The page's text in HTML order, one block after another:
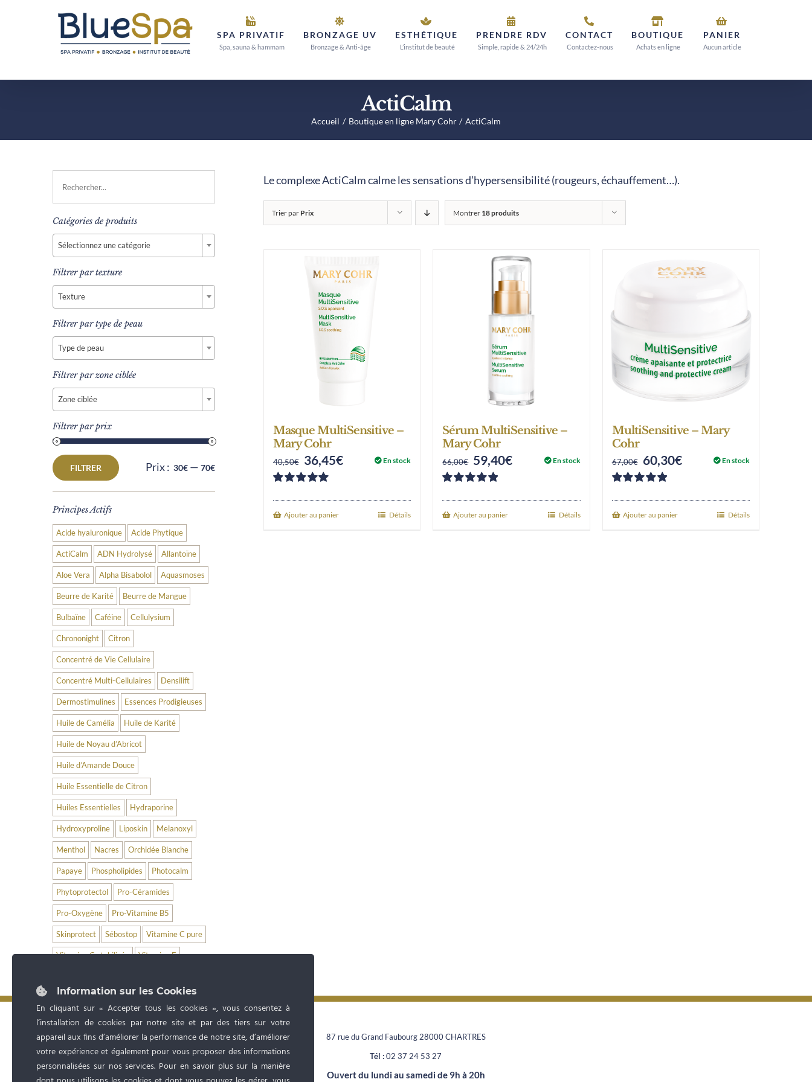
SPA PRIVATIF
Spa, sauna & hammam
BRONZAGE UV
Bronzage & Anti-âge
ESTHÉTIQUE
L’institut de beauté
PRENDRE RDV
Simple, rapide & 24/24h
CONTACT
Contactez-nous
BOUTIQUE
Achats en ligne
PANIER
Aucun article
ActiCalm
Accueil Boutique en ligne Mary Cohr ActiCalm
Le complexe ActiCalm calme les sensations d’hypersensibilité (rougeurs, échauffement…).
Trier par Prix Montrer 18 produits
Masque MultiSensitive –
Mary Cohr
5
40,50€ Original
price
was:
40,50€.
36,45€Current
is:
En stock
Ajouter au panier Détails
Sérum MultiSensitive –
Mary Cohr
5
66,00€ Original
price
was:
66,00€.
59,40€Current
is:
En stock
Ajouter au panier Détails
MultiSensitive – Mary
Cohr
5
67,00€ Original
price
was:
67,00€.
60,30€Current
is:
En stock
Ajouter au panier Détails
Catégories de produits
Sélectionnez une catégorie
Filtrer par texture
Texture
Filtrer par type de peau
Type de peau
Filtrer par zone ciblée
Zone ciblée
Filtrer par prix
Prix
min
Prix
max
FILTRER Prix : 30€ —70€
Principes Actifs
Acide hyaluronique Acide Phytique
ActiCalm ADN Hydrolysé Allantoïne
Aloe Vera Alpha Bisabolol Aquasmoses
Beurre de Karité Beurre de Mangue
Bulbaïne Caféine Cellulysium
Chrononight Citron
Concentré de Vie Cellulaire
Concentré Multi-Cellulaires Densilift
Dermostimulines Essences Prodigieuses
Huile de Camélia Huile de Karité
Huile de Noyau d’Abricot
Huile d’Amande Douce
Huile Essentielle de Citron
Huiles Essentielles Hydraporine
Hydroxyproline Liposkin Melanoxyl
Menthol Nacres Orchidée Blanche
Papaye Phospholipides Photocalm
Phytoprotectol Pro-Céramides
Pro-Oxygène Pro-Vitamine B5
Skinprotect Sébostop Vitamine C pure
Vitamine C stabilisée Vitamine E
87 rue du Grand Faubourg 28000 CHARTRES
Tél : 02 37 24 53 27
Ouvert du lundi au samedi de 9h à 20h
Information sur les Cookies
En cliquant sur « Accepter tous les cookies », vous consentez à
l’installation de cookies par notre site et par des tiers sur votre
appareil aux fins d’améliorer la performance de notre site, d’améliorer
votre expérience et également pour vous proposer des informations
personnalisées sur nos services. Pour en savoir plus sur la manière